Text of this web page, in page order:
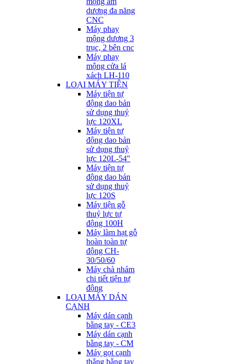
dương đa năng
CNC
Máy phay
mộng dương 3
trục, 2 bên cnc
Máy phay
mộng cửa lá
xách LH-110
LOẠI MÁY TIỆN
Máy tiện tự
động dao bản
sử dụng thuỷ
lực 120XL
Máy tiện tự
động dao bản
sử dụng thuỷ
lực 120L-54"
Máy tiện tự
động dao bản
sử dụng thuỷ
lực 120S
Máy tiện gỗ
thuỷ lực tự
động 100H
Máy làm hạt gỗ
hoàn toàn tự
động CH-
30/50/60
Máy chà nhám
chi tiết tiện tự
động
LOẠI MÁY DÁN
CẠNH
Máy dán cạnh
bằng tay - CE3
Máy dán cạnh
bằng tay - CM
Máy gọt cạnh
thẳng bằng tay